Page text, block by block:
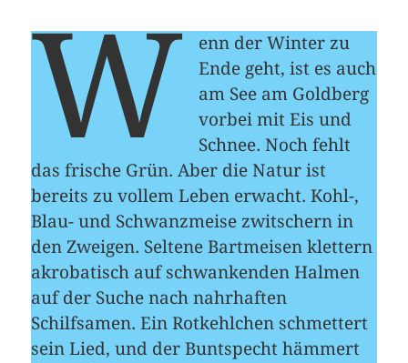
W
enn der Winter zu
Ende geht, ist es auch
am See am Goldberg
vorbei mit Eis und
Schnee. Noch fehlt
das frische Grün. Aber die Natur ist
bereits zu vollem Leben erwacht. Kohl-,
Blau- und Schwanzmeise zwitschern in
den Zweigen. Seltene Bartmeisen klettern
akrobatisch auf schwankenden Halmen
auf der Suche nach nahrhaften
Schilfsamen. Ein Rotkehlchen schmettert
sein Lied, und der Buntspecht hämmert